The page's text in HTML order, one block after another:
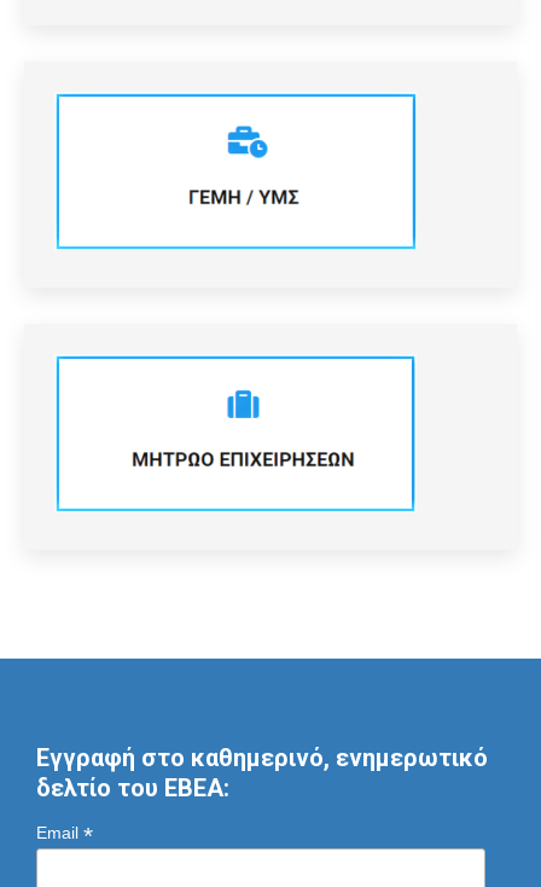
Εγγραφή στο καθημερινό, ενημερωτικό
δελτίο του ΕΒΕΑ:
Email *